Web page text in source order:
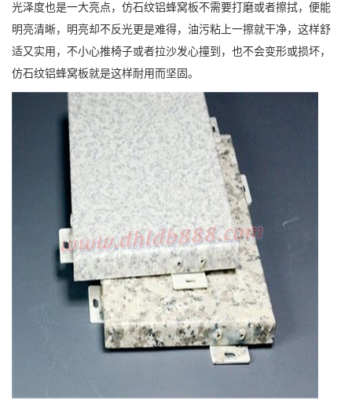
光泽度也是一大亮点，仿石纹铝蜂窝板不需要打磨或者擦拭，便能
明亮清晰，明亮却不反光更是难得，油污粘上一擦就干净，这样舒
适又实用，不小心推椅子或者拉沙发心撞到，也不会变形或损坏，
仿石纹铝蜂窝板就是这样耐用而坚固。